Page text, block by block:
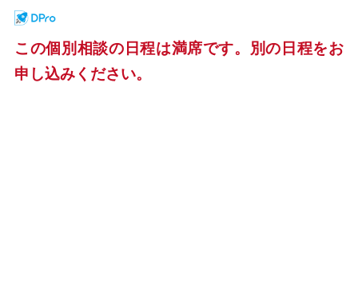
この個別相談の日程は満席です。別の日程をお
申し込みください。